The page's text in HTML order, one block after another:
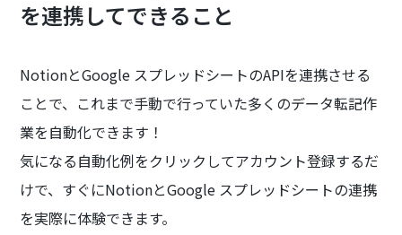
を連携してできること
NotionとGoogle スプレッドシートのAPIを連携させる
ことで、これまで手動で行っていた多くのデータ転記作
業を自動化できます！
気になる自動化例をクリックしてアカウント登録するだ
けで、すぐにNotionとGoogle スプレッドシートの連携
を実際に体験できます。